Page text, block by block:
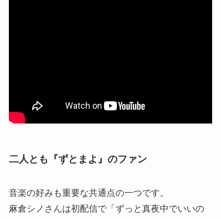
二人とも『ずとまよ』のファン
音楽の好みも重要な共通点の一つです。
麻倉シノさんは初配信で「ずっと真夜中でいいの